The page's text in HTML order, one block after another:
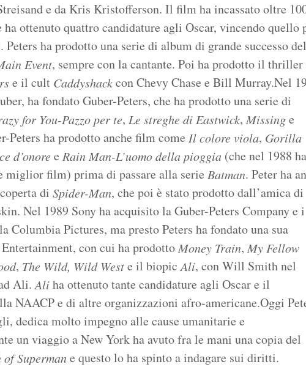
e da Kris Kristofferson. Il film ha incassato oltre
ottenuto quattro candidature agli Oscar, vincendo quello
ha prodotto una serie di album di grande successo
Event, sempre con la cantante. Poi ha prodotto il thriller
e il cult Caddyshackcon Chevy Chase e Bill Murray.Nel
ha fondato Guber-Peters, che ha prodotto una serie di
for You-Pazzo per te, Le streghe di Eastwick, Missinge
Peters ha prodotto anche film come Il colore viola, Gorilla
d’onore e Rain Man-L’uomo della pioggia (che nel 1988 ha
miglior film) prima di passare alla serie Batman. Peter ha
di Spider-Man, che poi è stato prodotto dall’amica di
Nel 1989 Sony ha acquisito la Guber-Peters Company e i
Columbia Pictures, ma presto Peters ha fondato una sua
con cui ha prodottoMoney Train, My Fellow
, The Wild, Wild Weste il biopic Ali, con Will Smith nel
Ali. Aliha ottenuto tante candidature agli Oscar e il
NAACP e di altre organizzazioni afro-americane.Oggi
dedica molto impegno alle cause umanitarie e
un viaggio a New York ha avuto fra le mani una copia del
of Supermane questo lo ha spinto a indagare sui diritti.